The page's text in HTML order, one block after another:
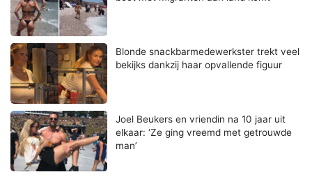
Blonde snackbarmedewerkster trekt veel
bekijks dankzij haar opvallende figuur
Joel Beukers en vriendin na 10 jaar uit
elkaar: ‘Ze ging vreemd met getrouwde
man’